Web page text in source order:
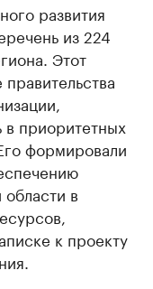
развития
из 224
Этот
приоритетных
формировали
в
к проекту